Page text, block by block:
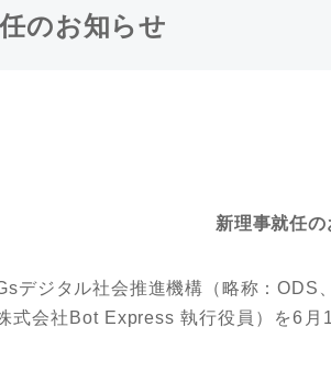
のお知らせ
新理事就任の
デジタル社会推進機構（略称：ODS
式会社Bot Express 執行役員）を6